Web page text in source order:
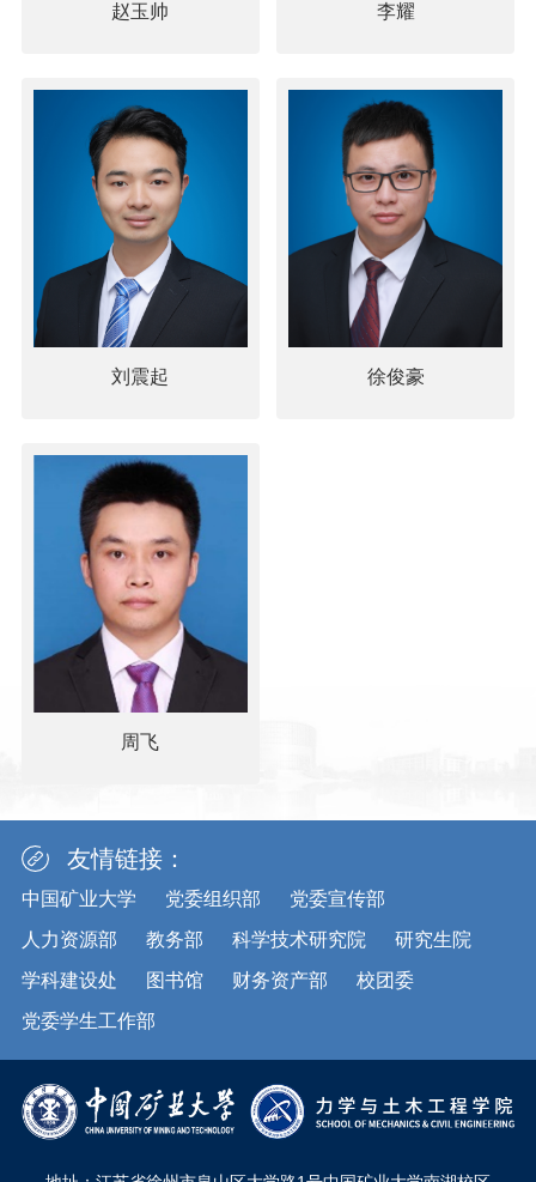
赵玉帅 李耀
刘震起 徐俊豪
周飞
友情链接：
中国矿业大学 党委组织部
党委宣传部
人力资源部
教务部 科学技术研究院
研究生院
学科建设处
图书馆 财务资产部
校团委
党委学生工作部